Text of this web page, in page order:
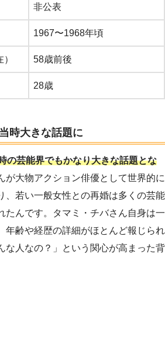
非公表
1967〜1968年頃
58歳前後
28歳
時大きな話題に
の芸能界でもかなり大きな話題とな
が大物アクション俳優として世界的に
、若い一般女性との再婚は多くの芸能
たんです。タマミ・チバさん自身は一
年齢や経歴の詳細がほとんど報じられ
な人なの？」という関心が高まった背